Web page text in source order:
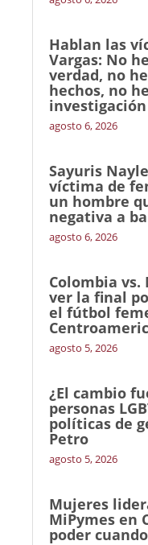
Hablan las
Vargas: No
verdad, no
hechos, no
agosto 6, 2026
Sayuris
víctima de
un hombre
negativa a
agosto 6, 2026
Colombia vs.
ver la final
el fútbol
agosto 5, 2026
¿El cambio
personas
políticas de
Petro
agosto 5, 2026
Mujeres
MiPymes en
poder